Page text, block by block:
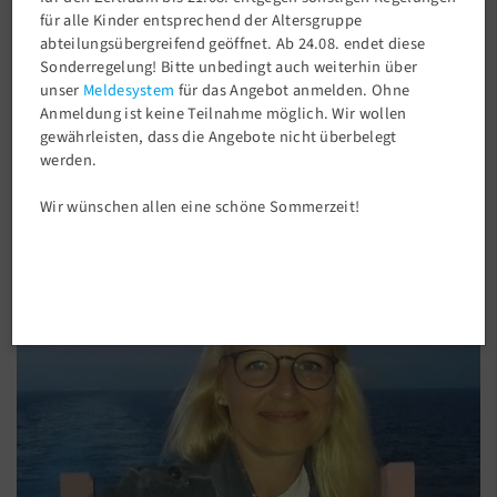
Kleinkinderturnen Montag, 3-6 Jahre
Achtung! Kein Training wärend der Sommerferien!
Das Angebot ist voll belegt!
Anmeldung ist nur über das Online-Meldetool
für alle Kinder entsprechend der Altersgruppe
abteilungsübergreifend geöffnet. Ab 24.08. endet diese
Sonderregelung! Bitte unbedingt auch weiterhin über
unser Meldesystem für das Angebot anmelden. Ohne
Anmeldung ist keine Teilnahme möglich. Wir wollen
gewährleisten, dass die Angebote nicht überbelegt
werden.
Wir wünschen allen eine schöne Sommerzeit!